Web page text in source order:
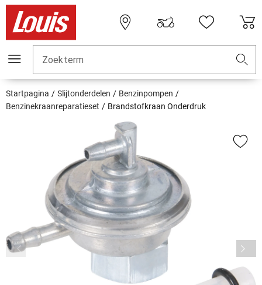
Zoekterm
Startpagina Slijtonderdelen
Benzinpompen
Benzinekraanreparatieset
Brandstofkraan Onderdruk